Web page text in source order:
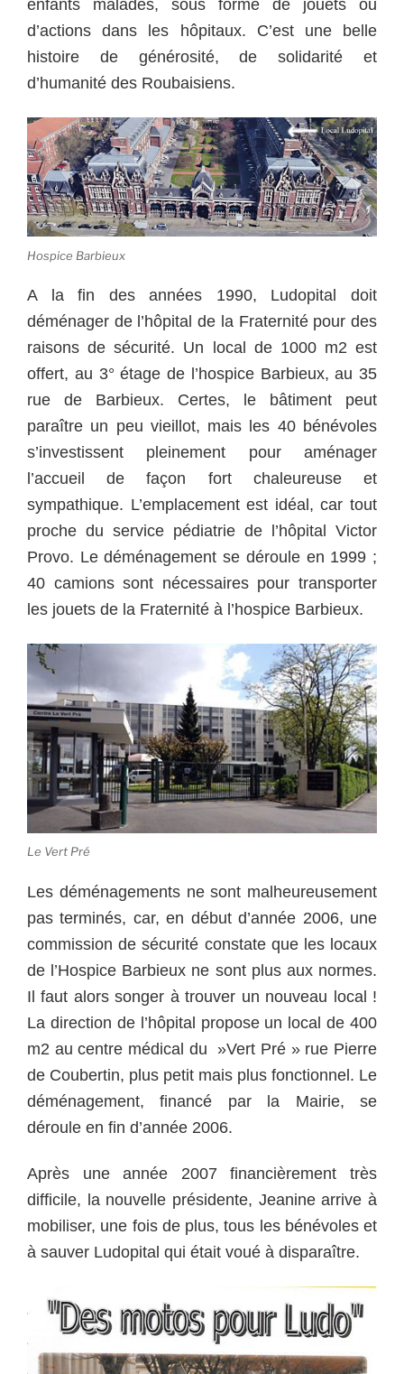
enfants malades, sous forme de jouets ou
d’actions dans les hôpitaux. C’est une belle
histoire de générosité, de solidarité et
d’humanité des Roubaisiens.
Hospice Barbieux
A la fin des années 1990, Ludopital doit
déménager de l’hôpital de la Fraternité pour des
raisons de sécurité. Un local de 1000 m2 est
offert, au 3° étage de l’hospice Barbieux, au 35
rue de Barbieux. Certes, le bâtiment peut
paraître un peu vieillot, mais les 40 bénévoles
s’investissent pleinement pour aménager
l’accueil de façon fort chaleureuse et
sympathique. L’emplacement est idéal, car tout
proche du service pédiatrie de l’hôpital Victor
Provo. Le déménagement se déroule en 1999 ;
40 camions sont nécessaires pour transporter
les jouets de la Fraternité à l’hospice Barbieux.
Le Vert Pré
Les déménagements ne sont malheureusement
pas terminés, car, en début d’année 2006, une
commission de sécurité constate que les locaux
de l’Hospice Barbieux ne sont plus aux normes.
Il faut alors songer à trouver un nouveau local !
La direction de l’hôpital propose un local de 400
m2 au centre médical du »Vert Pré » rue Pierre
de Coubertin, plus petit mais plus fonctionnel. Le
déménagement, financé par la Mairie, se
déroule en fin d’année 2006.
Après une année 2007 financièrement très
difficile, la nouvelle présidente, Jeanine arrive à
mobiliser, une fois de plus, tous les bénévoles et
à sauver Ludopital qui était voué à disparaître.